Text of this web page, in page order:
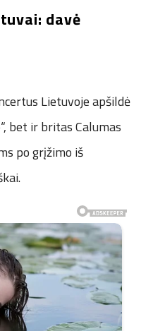
davė
Lietuvoje apšildė
bet ir britas Calumas
po grįžimo iš